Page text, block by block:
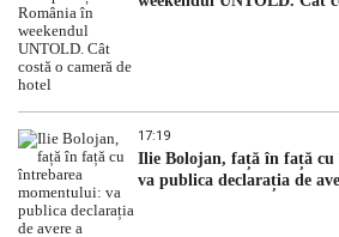
17:19
Ilie Bolojan, față în față
va publica declarația de